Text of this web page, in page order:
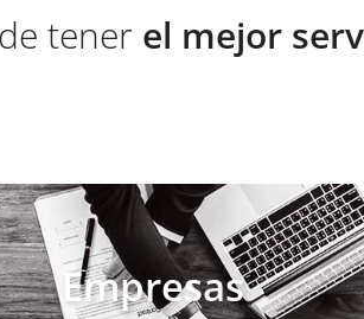
tener el mejor
Empresas